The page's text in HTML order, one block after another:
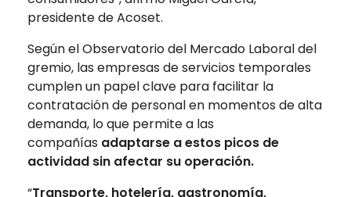
presidente de Acoset.
Según el Observatorio del Mercado Laboral del
gremio, las empresas de servicios temporales
cumplen un papel clave para facilitar la
contratación de personal en momentos de alta
demanda, lo que permite a las
compañías adaptarse a estos picos de
actividad sin afectar su operación.
“Transporte, hotelería, gastronomía,